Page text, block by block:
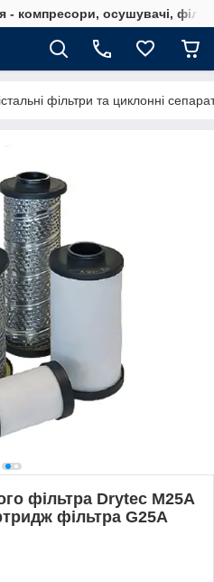
- компресори, осушувачі,
фільтри та циклонні
фільтра Drytec M25A
фільтра G25A